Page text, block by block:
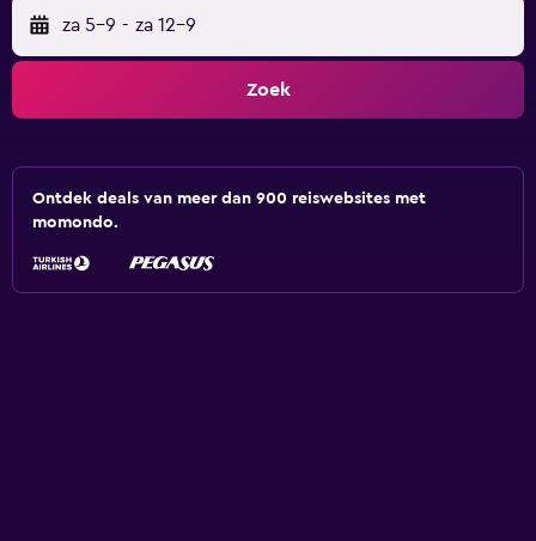
za 5-9 - za 12-9
Zoek
Ontdek deals van meer dan 900 reiswebsites met
momondo.